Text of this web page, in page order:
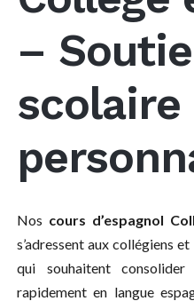
–
scolaire
Nos cours d’espagnol
s’adressent aux collégiens
qui souhaitent
rapidement en langue